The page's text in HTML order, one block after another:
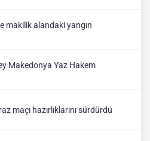
makilik alandaki yangın
Makedonya Yaz Hakem
maçı hazırlıklarını sürdürdü